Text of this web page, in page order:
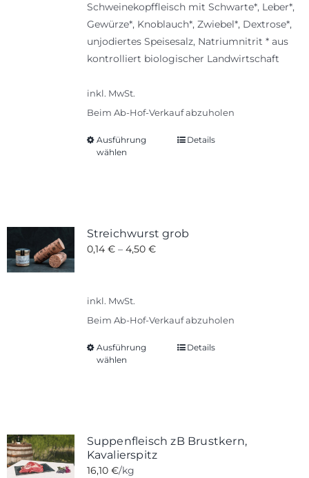
Schweinekopffleisch mit Schwarte*, Leber*,
Gewürze*, Knoblauch*, Zwiebel*, Dextrose*,
unjodiertes Speisesalz, Natriumnitrit * aus
kontrolliert biologischer Landwirtschaft
inkl. MwSt.
Beim Ab-Hof-Verkauf abzuholen
Ausführung
wählen
Dieses
auf.
der
gewählt
Details
Streichwurst grob
0,14 €– 4,50 €
inkl. MwSt.
Beim Ab-Hof-Verkauf abzuholen
Ausführung
wählen
Dieses
auf.
Details
Suppenfleisch zB Brustkern,
Kavalierspitz
16,10 €/kg